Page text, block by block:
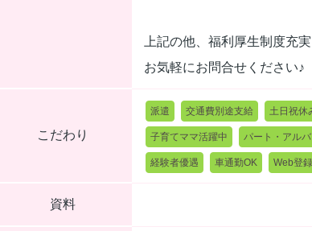
上記の他、福利厚生制度充
お気軽にお問合せください♪
こだわり
派遣 交通費別途支給 土日祝休
子育てママ活躍中 パート・アルバ
経験者優遇 車通勤OK Web登
資料